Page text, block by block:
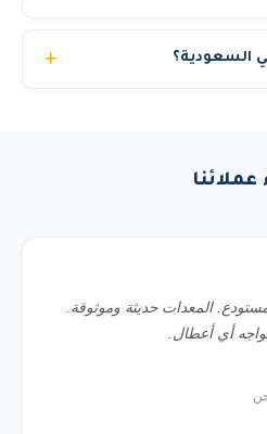
دكاك، مولدات كهرباء، كمبروسر،
فني حديثة وتخضع لمعايير السلامة OSHA. نوفر تقرير فحص معالسعودية؟
المملكة حسب المشروع.
عملائنا
طن و10 طن للمستودع. المعدات حديثة وموثوقة.
أي أعطال.